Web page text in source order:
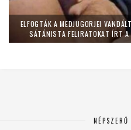
ELFOGTÁK A MEDJUGORJEI
SÁTÁNISTA FELIRATOKAT ÍRT